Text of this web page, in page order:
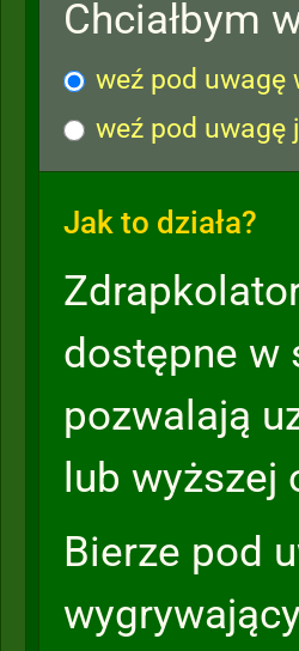
Chciałbym
weź pod uwagę
weź pod
Jak to działa?
dostępne w
pozwalają
lub wyższej
Bierze pod